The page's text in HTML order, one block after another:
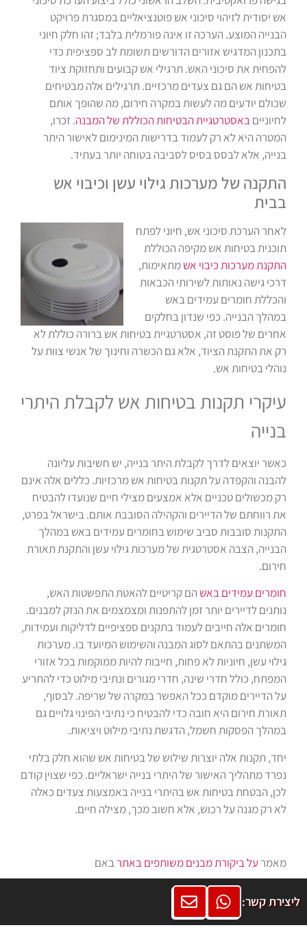
אש יסודית לזיהוי סיכוני אש פוטנציאליים במסגרת פרויקט
הבנייה המוצע. הערכה זו אינה פורמלית בלבד; זהו חלק חיוני
בתכנון המדגיש אזורים הדורשים תשומת לב ספציפית כדי
להפחית את סיכוני האש. תרגילי אש קבועים ותחזוקת ציוד
בטיחות אש הם גם צעדים מרכזיים. תרגילים אלה מבטיחים
שכולם יודעים מה לעשות במקרה חירום, מה שהופך אותם
לחיונייםבאסטרטגיית הבטיחות הכוללת של המבנה. זכרו,
המטרה היא לא רק לעמוד בדרישות המינימום לאישור היתר
בנייה, אלא לבסס בסיס לסביבה בטוחה יותר בעתיד.
התקנה של מערכות גילוי עשן וכיבוי אש
בבית
לאחר הערכת סיכוני אש, חיוני לפתח
תוכנית בטיחות אש מקיפה הכוללת
התקנת מערכות כיבוי אשמתאימות,
דרכי גישה נאותות לשירותי הכבאות
והכללת חומרים עמידים באש
במהלך הבנייה. כפי שנדון בחלקים
אחרים של פוסט זה, אסטרטגיית בטיחות אש ברורה כוללת לא
רק את התקנת הציוד, אלא גם הכשרה וחינוך של אנשי צוות על
נוהלי בטיחות אש.
עיקרי תקנות בטיחות אש לקבלת היתרי
בנייה
כאשר יוצאים לדרך לקבלת היתר בנייה, יש חשיבות עליונה
להבנה והקפדה על תקנות בטיחות אש מרכזיות. כללים אלה אינם
רק מכשולים טכניים אלא אמצעים מצילי חיים שנועדו להבטיח
את רווחתם של הדיירים והקהילה הסובבת אותם. בישראל בפרט,
התקנות סובבות סביב שימוש בחומרים עמידים באש במהלך
הבנייה, הצבה אסטרטגית של מערכות גילוי עשן והתקנת תאורת
חירום.
חומרים עמידים באש הם קריטיים להאטת התפשטות האש,
נותנים לדיירים יותר זמן להתפנות ומצמצמים את הנזק למבנים.
חומרים אלה חייבים לעמוד בתקנים ספציפיים לדליקות ועמידות,
המשתנים בהתאם לסוג המבנה והשימוש המיועד בו. מערכות
גילוי עשן, חיוניות לא פחות, חייבות להיות ממוקמות בכל אזורי
המפתח, כולל חדרי שינה, חדרי מגורים ונתיבי מילוט כדי להתריע
על הדיירים מוקדם ככל האפשר במקרה של שריפה. לבסוף,
תאורת חירום היא חובה כדי להבטיח כי נתיבי הפינוי גלויים גם
במהלך הפסקות חשמל, הדגשת נתיבי מילוט ויציאות.
יחד, תקנות אלה יוצרות שילוש של בטיחות אש שהוא חלק בלתי
נפרד מתהליך האישור של היתרי בנייה ישראליים. כפי שצוין קודם
לכן, הבטחת בטיחות אש בהיתרי בנייה באמצעות צעדים כאלה
לא רק מגנה על רכוש, אלא חשוב מכך, מצילה חיים.
מאמרעל ביקורת מבנים משותפים באתרבאם
תוכן עניינים
ליצירת קשר: